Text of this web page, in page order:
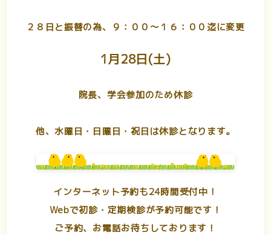
２８日と振替の為、９：００～１６：００迄に変更
1月28日(土)
院長、学会参加のため休診
他、水曜日・日曜日・祝日は休診となります。
インターネット予約も24時間受付中！
Webで初診・定期検診が予約可能です！
ご予約、お電話お待ちしております！